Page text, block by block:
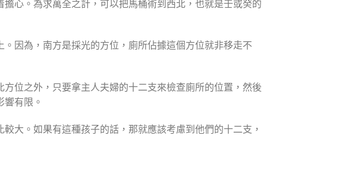
心。為求萬全之計，可以把馬桶術到西北，也就是壬或癸的
因為，南方是採光的方位，廁所佔據這個方位就非移走不
位之外，只要拿主人夫婦的十二支來檢查廁所的位置，然後
有限。
大。如果有這種孩子的話，那就應該考慮到他們的十二支，